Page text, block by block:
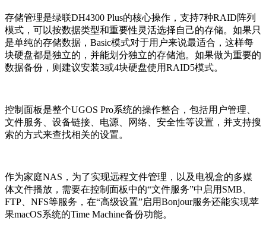
存储管理是绿联DH4300 Plus的核心操作，支持7种RAID阵列
模式，可以按数据类型和重要性灵活选择自己的存储。如果只
是单纯的存储数据，Basic模式对于用户来说最适合，这样每
块硬盘都是独立的，并能划分独立的存储池。如果做为重要的
数据备份，则建议安装3或4块硬盘使用RAID5模式。
控制面板是整个UGOS Pro系统的操作整合，包括用户管理、
文件服务、设备链接、电源、网络、安全性等设置，并支持搜
索的方式来查找相关的设置。
作为家庭NAS，为了实现远程文件管理，以及电视盒的多媒
体文件播放，需要在控制面板中的“文件服务”中启用SMB、
FTP、NFS等服务，在“高级设置”启用Bonjour服务还能实现苹
果macOS系统的Time Machine备份功能。